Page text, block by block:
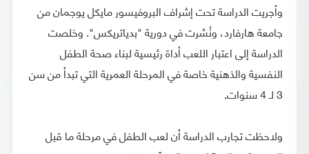
وأجريت الدراسة تحت إشراف البروفيسور مايكل يوجمان من
جامعة هارفارد، ونُشرت في دورية "بدياتريكس". وخلصت
الدراسة إلى اعتبار اللعب أداة رئيسية لبناء صحة الطفل
النفسية والذهنية خاصة في المرحلة العمرية التي تبدأ من سن
3 لـ 4 سنوات.
ولاحظت تجارب الدراسة أن لعب الطفل في مرحلة ما قبل